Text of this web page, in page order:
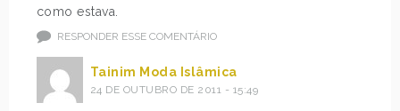
como estava.
RESPONDER ESSE COMENTÁRIO
Tainim Moda Islâmica
24 DE OUTUBRO DE 2011 - 15:49